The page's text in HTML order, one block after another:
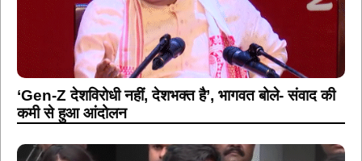
‘Gen-Z देशविरोधी नहीं, देशभक्त है’, भागवत बोले- संवाद की
कमी से हुआ आंदोलन